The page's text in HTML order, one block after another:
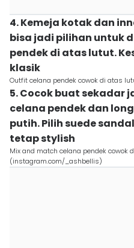
4. Kemeja kotak dan
bisa jadi pilihan untuk
pendek di atas lutut.
klasik
Outfit celana pendek cowok di atas
5. Cocok buat sekadar
celana pendek dan
putih. Pilih suede
tetap stylish
Mix and match celana pendek cowok
(instagram.com/_ashbellis)